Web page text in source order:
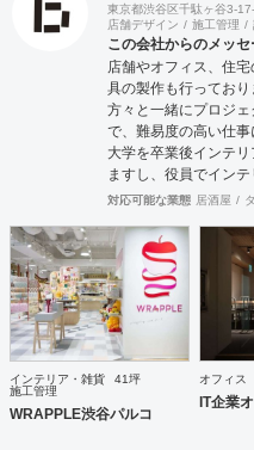
東京都渋谷区千駄ヶ谷3-
店舗デザイン
施工管理
この会社からのメッセ
店舗やオフィス、住
具の製作も行ってお
方々と一緒にプロジ
で、難易度の高い仕
大学を卒業後インテ
ますし、役員でイン
る者もおり、社内に4
が回らない際は代表
専属の外注監理1名の
ています。 さらに自
おいて大きなボリュー
ともに自信を持ってお
しており業態の開発
ト、人材教育なども行
い様々な引き合いが
社外プロジェクトメン
対応可能な業態 居酒屋
インテリア・雑貨
41坪
施工管理
WRAPPLE渋谷パルコ
オフィス
IT企業